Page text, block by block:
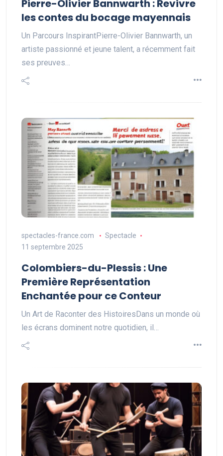
Pierre-Olivier Bannwarth : Revivre
les contes du bocage mayennais
Un Parcours InspirantPierre-Olivier Bannwarth, un
artiste passionné et jeune talent, a récemment fait
ses preuves…
spectacles-france.com
Spectacle
11 septembre 2025
Colombiers-du-Plessis : Une
Première Représentation
Enchantée pour ce Conteur
Un Art de Raconter des HistoiresDans un monde où
les écrans dominent notre quotidien, il…